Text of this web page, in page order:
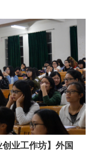
学生宿舍安全突击检查
学生宿舍是否存在大
好沟通工作并登记。
学生宿舍开展突击检
员与学生们进行了亲
创业工作坊】外国